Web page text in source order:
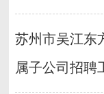
苏州市吴江东
属子公司招聘